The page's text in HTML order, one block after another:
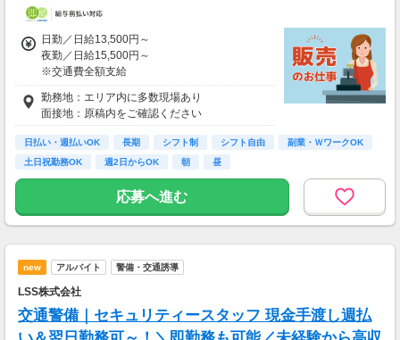
日勤／日給13,500円～
夜勤／日給15,500円～
※交通費全額支給
▽交通誘導警備業務2級をお持ちの方
日勤／日給14,000円～15,000円
夜勤／日給16,000円～17,000円
＜サンエス警備保障特別給付金＞
交通誘導2級または指導教育責任者の資格をお
持ちの方には100,000円支給！
※30勤務で30,000円、更に30勤務で70,000円
＜日払いOK（規定あり）＞
仕事が終わってから給料をもらいに行く手間は
不要♪
勤務地：エリア内に多数現場あり
面接地：原稿内をご確認ください
日払い・週払いOK 長期 シフト制 シフト自由
副業・ＷワークOK
土日祝勤務OK
週2日からOK 朝 昼
応募へ進む
new アルバイト 警備・交通誘導
LSS株式会社
交通警備｜セキュリティースタッフ 現金手渡し週払